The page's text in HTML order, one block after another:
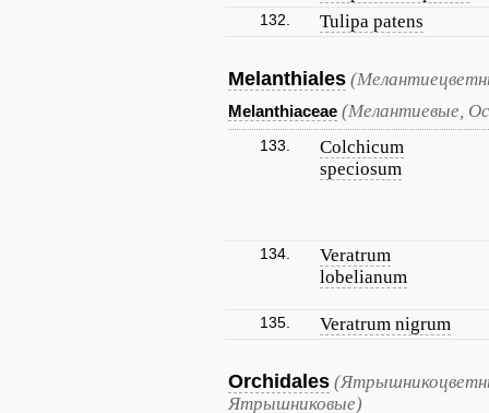
132. Tulipa patens
Melanthiales
Melanthiaceae (Мелантиевые,
133.
Colchicum
speciosum
134.
Veratrum
lobelianum
135. Veratrum nigrum
Orchidales
Ятрышниковые)